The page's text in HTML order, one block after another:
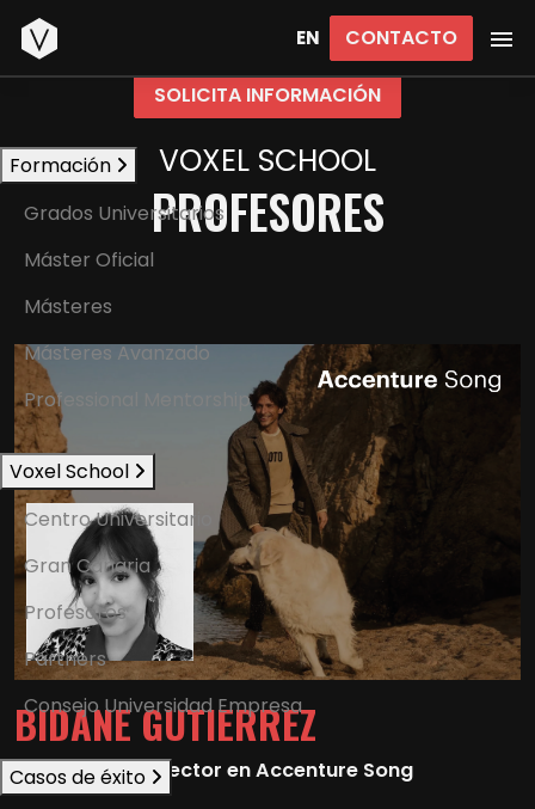
EN CONTACTO
Inicio
SOLICITA INFORMACIÓN
Formación
Grados Universitarios
Máster Oficial
Másteres
Másteres Avanzado
Professional Mentorship
Voxel School
Centro Universitario
Gran Canaria
Profesores
Partners
Consejo Universidad Empresa
Casos de éxito
VOXEL SCHOOL
PROFESORES
BIDANE GUTIERREZ
Creative Art Director en Accenture Song